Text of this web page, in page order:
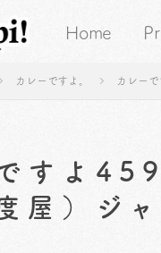
Home
カレーですよ。 カレー
すよ
屋）ジ